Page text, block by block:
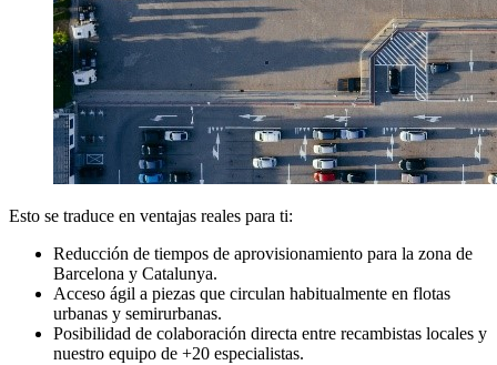
Esto se traduce en ventajas reales para ti:
Reducción de tiempos de aprovisionamiento para la zona de
Barcelona y Catalunya.
Acceso ágil a piezas que circulan habitualmente en flotas
urbanas y semirurbanas.
Posibilidad de colaboración directa entre recambistas locales y
nuestro equipo de +20 especialistas.